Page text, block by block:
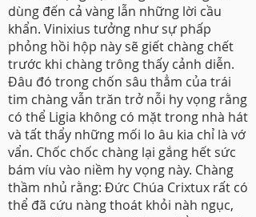
dùng đến cả vàng lẫn những lời cầu
khẩn. Vinixius tưởng như sự phấp
phỏng hồi hộp này sẽ giết chàng chết
trước khi chàng trông thấy cảnh diễn.
Đâu đó trong chốn sâu thẳm của trái
tim chàng vẫn trăn trở nỗi hy vọng rằng
có thể Ligia không có mặt trong nhà hát
và tất thẩy những mối lo âu kia chỉ là vớ
vẩn. Chốc chốc chàng lại gắng hết sức
bám víu vào niềm hy vọng này. Chàng
thầm nhủ rằng: Đức Chúa Crixtux rất có
thể đã cứu nàng thoát khỏi nàh ngục,